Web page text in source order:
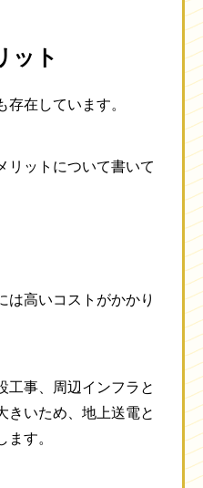
ット
在しています。
リットについて書いて
は高いコストがかかり
工事、周辺インフラと
きいため、地上送電と
ます。